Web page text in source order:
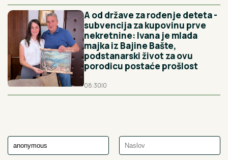
A od države za rođenje deteta -
subvencija za kupovinu prve
nekretnine: Ivana je mlada
majka iz Bajine Bašte,
podstanarski život za ovu
porodicu postaće prošlost
08:30|0